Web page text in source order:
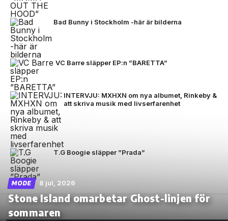
Bad Bunny i Stockholm -här är bilderna
VC Barre släpper EP:n ”BARETTA”
INTERVJU: MXHXN om nya albumet, Rinkeby &
att skriva musik med livserfarenhet
T.G Boogie släpper ”Prada”
MODE 8 jul, 2026
Stone Island omarbetar Ghost-linjen för
sommaren